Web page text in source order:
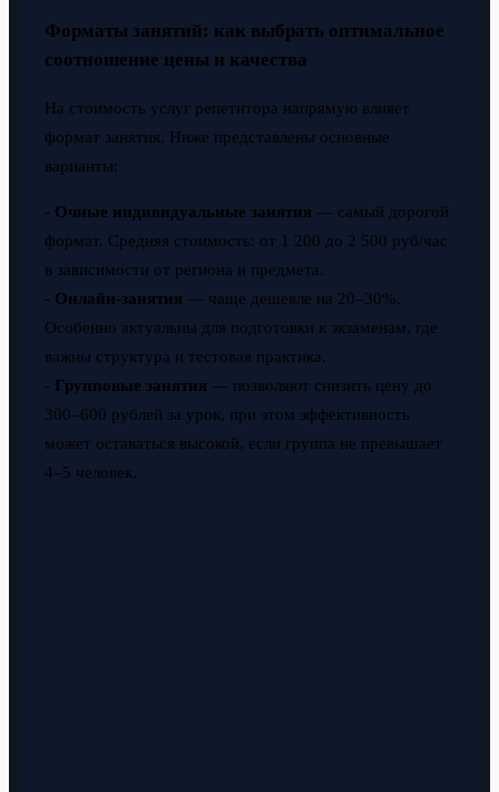
Форматы занятий: как выбрать оптимальное
соотношение цены и качества
На стоимость услуг репетитора напрямую влияет
формат занятия. Ниже представлены основные
варианты:
- Очные индивидуальные занятия — самый дорогой
формат. Средняя стоимость: от 1 200 до 2 500 руб/час
в зависимости от региона и предмета.
- Онлайн-занятия — чаще дешевле на 20–30%.
Особенно актуальны для подготовки к экзаменам, где
важны структура и тестовая практика.
- Групповые занятия — позволяют снизить цену до
300–600 рублей за урок, при этом эффективность
может оставаться высокой, если группа не превышает
4–5 человек.